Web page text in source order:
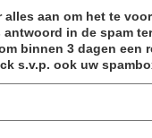
alles aan om het te
in de spam
binnen 3 dagen een
s.v.p. ook uw